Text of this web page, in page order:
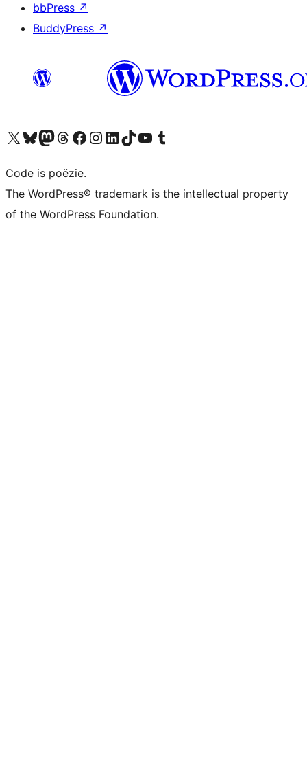
bbPress ↗
BuddyPress ↗
Bezoek ons X (voorheen Twitter) account
Bezoek ons Bluesky account
Bezoek ons Mastodon account
Bezoek ons Threads account
Onze Facebook pagina bezoeken
Bezoek ons Instagram account
Bezoek ons LinkedIn account
Bezoek ons TikTok account
Bezoek ons YouTube kanaalBezoek ons Tumblr account
Code is poëzie.
The WordPress® trademark is the intellectual property
of the WordPress Foundation.